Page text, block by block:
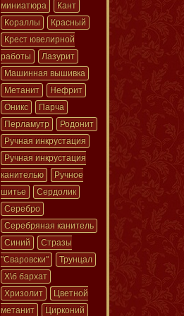
миниатюра
Кант
Кораллы
Красный
Крест ювелирной
работы
Лазурит
Машинная вышивка
Метанит
Нефрит
Оникс
Парча
Перламутр
Родонит
Ручная инкрустация
Ручная инкрустация
канителью
Ручное
шитье
Сердолик
Серебро
Серебряная канитель
Синий
Стразы
"Сваровски"
Трунцал
Х\б бархат
Хризолит
Цветной
метанит
Цирконий